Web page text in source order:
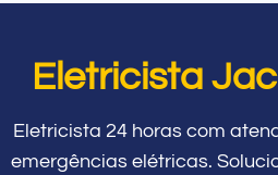
Eletricista
Eletricista 24 horas com
emergências elétricas.